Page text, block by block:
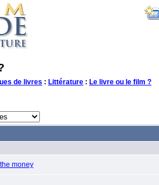
de livres : Littérature : Le livre ou le film ?
money